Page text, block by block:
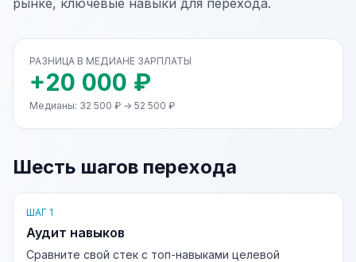
рынке, ключевые навыки для перехода.
РАЗНИЦА В МЕДИАНЕ ЗАРПЛАТЫ
+20 000 ₽
Медианы: 32 500 ₽ → 52 500 ₽
Шесть шагов перехода
ШАГ 1
Аудит навыков
Сравните свой стек с топ-навыками целевой